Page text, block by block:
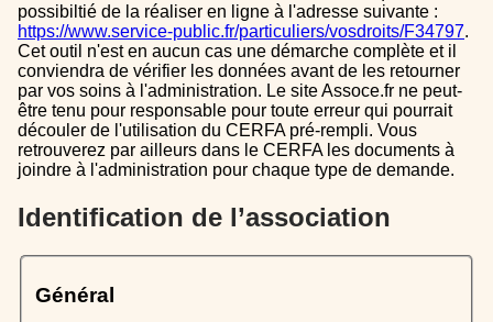
possibiltié de la réaliser en ligne à l'adresse suivante :
https://www.service-public.fr/particuliers/vosdroits/F34797.
Cet outil n'est en aucun cas une démarche complète et il
conviendra de vérifier les données avant de les retourner
par vos soins à l'administration. Le site Assoce.fr ne peut-
être tenu pour responsable pour toute erreur qui pourrait
découler de l'utilisation du CERFA pré-rempli. Vous
retrouverez par ailleurs dans le CERFA les documents à
joindre à l'administration pour chaque type de demande.
Identification de l’association
Général